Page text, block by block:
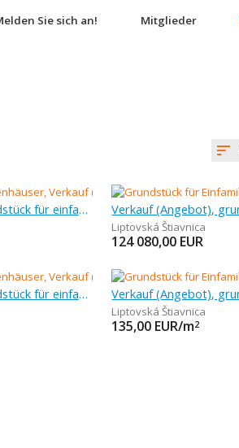
Sie sich an! Mitglieder
Verkauf (Angebot), grundstück für einfamilienhäuser, 1 230 m
Liptovská Štiavnica
124 080,00 EUR
Verkauf (Angebot), grundstück für einfamilienhäuser, 1 608 m
Liptovská Štiavnica
135,00 EUR/m2